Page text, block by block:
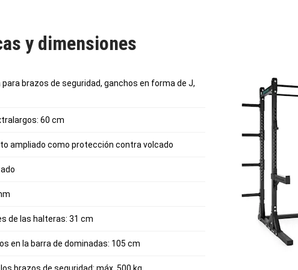
y dimensiones
brazos de seguridad, ganchos en forma de J,
60 cm
ampliado como protección contra volcado
de las halteras: 31 cm
en la barra de dominadas: 105 cm